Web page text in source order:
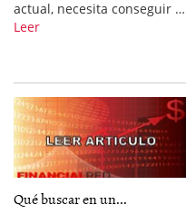
actual, necesita conseguir …
Leer
Qué buscar en un...